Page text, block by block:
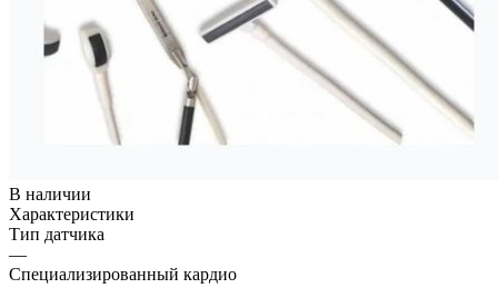
В наличии
Характеристики
Тип датчика
—
Специализированный кардио